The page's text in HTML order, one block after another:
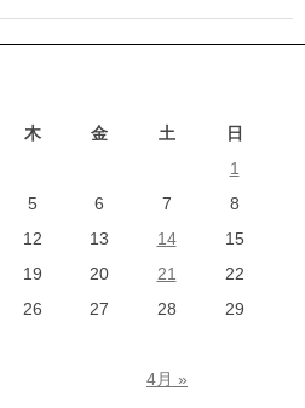
木 金 土 日
4月 »
1
5 6 7
8
12 13 14
15
19 20 21
22
26 27 28
29